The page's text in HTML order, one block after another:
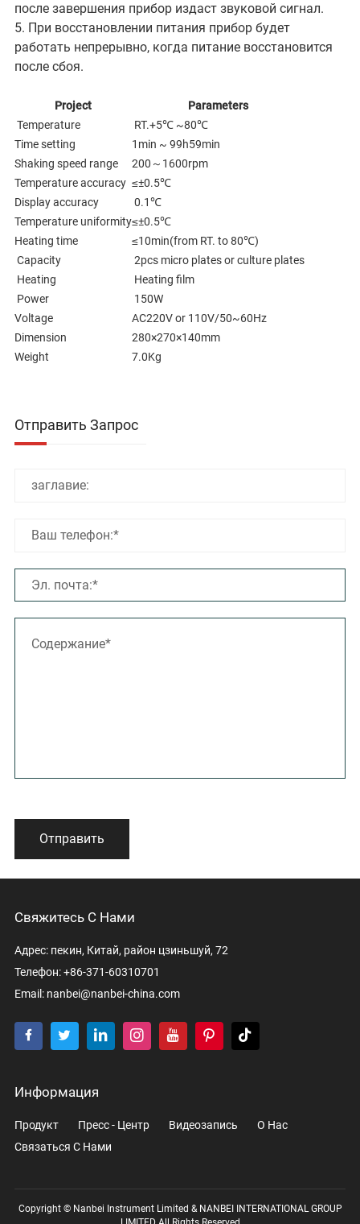
после завершения прибор издаст звуковой сигнал.
5. При восстановлении питания прибор будет
работать непрерывно, когда питание восстановится
после сбоя.
Project
Parameters
Temperature
RT.+5℃ ~80℃
Time setting
1min ~ 99h59min
Shaking speed range
200～1600rpm
Temperature accuracy ≤±0.5℃
Display accuracy
0.1℃
Temperature uniformity≤±0.5℃
Heating time
≤10min(from RT. to 80℃)
Capacity
2pcs micro plates or culture plates
Heating
Heating film
Power
150W
Voltage
AC220V or 110V/50~60Hz
Dimension
280×270×140mm
Weight
7.0Kg
Отправить Запрос
Отправить
Свяжитесь С Нами
Адрес: пекин, Китай, район цзиньшуй, 72
Телефон: +86-371-60310701
Email: nanbei@nanbei-china.com
Информация
Продукт Пресс - Центр Видеозапись
О Нас
Связаться С Нами
Copyright © Nanbei Instrument Limited & NANBEI INTERNATIONAL GROUP